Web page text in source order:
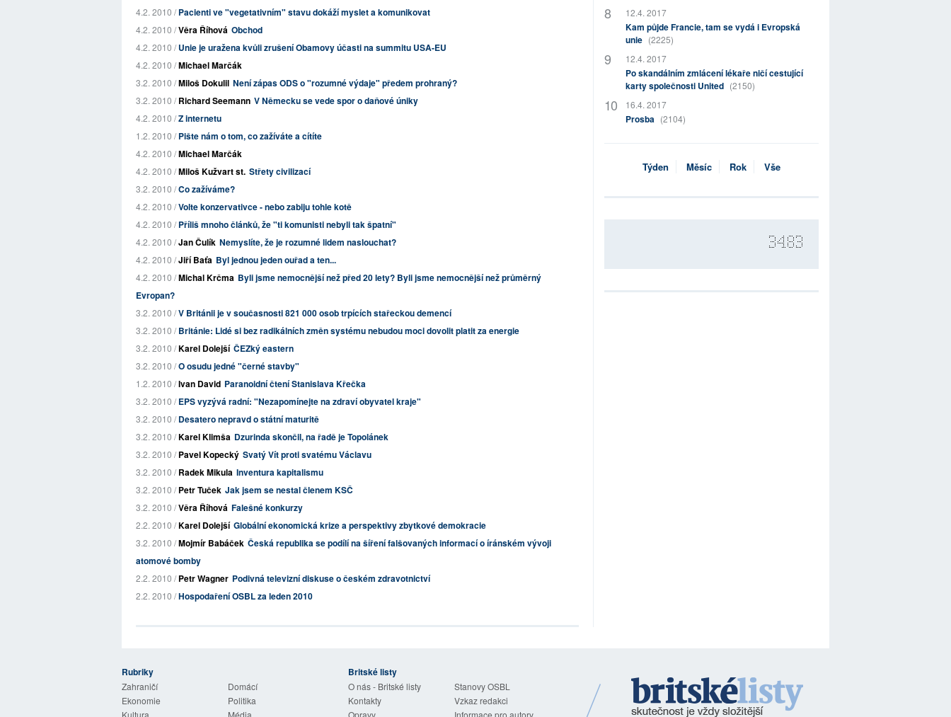
4.2. 2010 /Pacienti ve "vegetativním" stavu dokáží myslet a komunikovat
4.2. 2010 /Věra Říhová Obchod
4.2. 2010 /Unie je uražena kvůli zrušení Obamovy účasti na summitu USA-EU
4.2. 2010 /Michael Marčák
3.2. 2010 /Miloš Dokulil Není zápas ODS o "rozumné výdaje" předem prohraný?
3.2. 2010 /Richard Seemann V Německu se vede spor o daňové úniky
4.2. 2010 /Z internetu
1.2. 2010 /Pište nám o tom, co zažíváte a cítíte
4.2. 2010 /Michael Marčák
4.2. 2010 /Miloš Kužvart st. Střety civilizací
3.2. 2010 /Co zažíváme?
4.2. 2010 /Volte konzervativce - nebo zabiju tohle kotě
4.2. 2010 /Příliš mnoho článků, že "ti komunisti nebyli tak špatní"
4.2. 2010 /Jan Čulík Nemyslíte, že je rozumné lidem naslouchat?
4.2. 2010 /Jiří Baťa Byl jednou jeden ouřad a ten...
4.2. 2010 /Michal Krčma Byli jsme nemocnější než před 20 lety? Byli jsme nemocnější než průměrný
Evropan?
3.2. 2010 /V Británii je v současnosti 821 000 osob trpících stařeckou demencí
3.2. 2010 /Británie: Lidé si bez radikálních změn systému nebudou moci dovolit platit za energie
3.2. 2010 /Karel Dolejší ČEZký eastern
3.2. 2010 /O osudu jedné "černé stavby"
1.2. 2010 /Ivan David Paranoidní čtení Stanislava Křečka
3.2. 2010 /EPS vyzývá radní: "Nezapomínejte na zdraví obyvatel kraje"
3.2. 2010 /Desatero nepravd o státní maturitě
3.2. 2010 /Karel Klimša Dzurinda skončil, na řadě je Topolánek
3.2. 2010 /Pavel Kopecký Svatý Vít proti svatému Václavu
3.2. 2010 /Radek Mikula Inventura kapitalismu
3.2. 2010 /Petr Tuček Jak jsem se nestal členem KSČ
3.2. 2010 /Věra Říhová Falešné konkurzy
2.2. 2010 /Karel Dolejší Globální ekonomická krize a perspektivy zbytkové demokracie
3.2. 2010 /Mojmír Babáček Česká republika se podílí na šíření falšovaných informací o íránském vývoji
atomové bomby
2.2. 2010 /Petr Wagner Podivná televizní diskuse o českém zdravotnictví
2.2. 2010 /Hospodaření OSBL za leden 2010
12.4. 2017
Kam půjde Francie, tam se vydá i Evropská
unie (2225)
12.4. 2017
Po skandálním zmlácení lékaře ničí cestující
karty společnosti United (2150)
16.4. 2017
Prosba (2104)
Týden Měsíc Rok Vše
3483
Rubriky
Zahraničí
Domácí
Ekonomie
Politika
Kultura
Média
Britské listy
O nás - Britské listy
Stanovy OSBL
Kontakty
Vzkaz redakci
Opravy
Informace pro autory